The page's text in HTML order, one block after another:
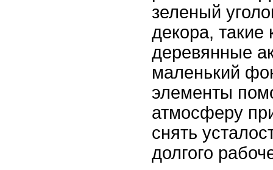
зеленый
декора, такие
деревянные
маленький
элементы
атмосферу
снять
долгого